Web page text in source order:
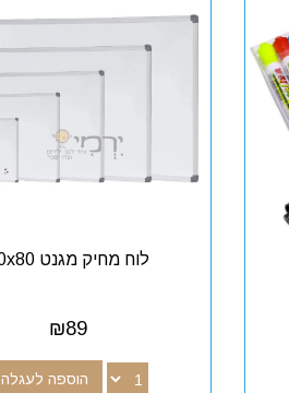
לוח מחיק מגנט 60x80
₪89
הוספה לעגלה